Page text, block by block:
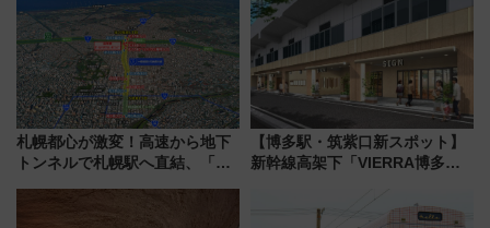
（8/3発売）
札幌都心が激変！高速から地下
トンネルで札幌駅へ直結、「創
【博多駅・筑紫口新スポット】
新幹線高架下「VIERRA博多テ
など注目の全6店舗 「博多活憩